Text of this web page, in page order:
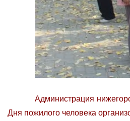
Администрация
Дня пожилого человека